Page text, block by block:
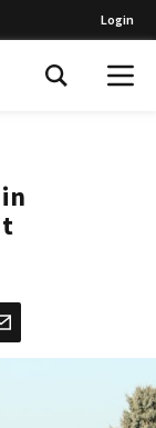
Login